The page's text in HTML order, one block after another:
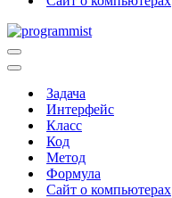
Меню
навигации
Меню
навигацииЗадача
Интерфейс
Класс
Код
Метод
Формула
Сайт о компьютерах